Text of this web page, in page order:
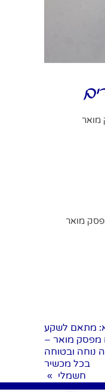
מואר
: מתאם לשקע
מפסק מואר –
נוחה ובטוחה
בכל מכשיר
חשמלי »